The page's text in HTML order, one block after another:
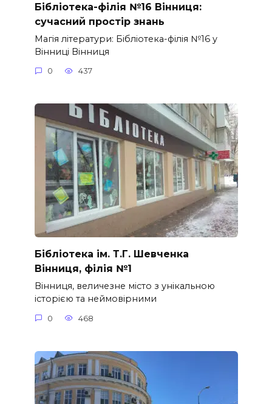
Бібліотека-філія №16 Вінниця:
сучасний простір знань
Магія літератури: Бібліотека-філія №16 у
Вінниці Вінниця
0 437
Бібліотека ім. Т.Г. Шевченка
Вінниця, філія №1
Вінниця, величезне місто з унікальною
історією та неймовірними
0 468